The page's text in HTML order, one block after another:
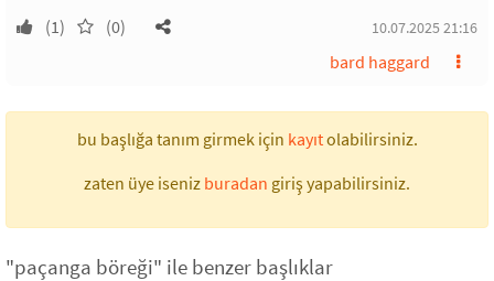
(1) (0) 10.07.2025 21:16
bard haggard
bu başlığa tanım girmek için kayıtolabilirsiniz.
zaten üye iseniz buradan giriş yapabilirsiniz.
"paçanga böreği" ile benzer başlıklar